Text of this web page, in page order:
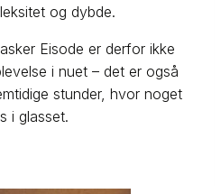
og dybde.
Eisode er derfor ikke
i nuet – det er også
stunder, hvor noget
i glasset.